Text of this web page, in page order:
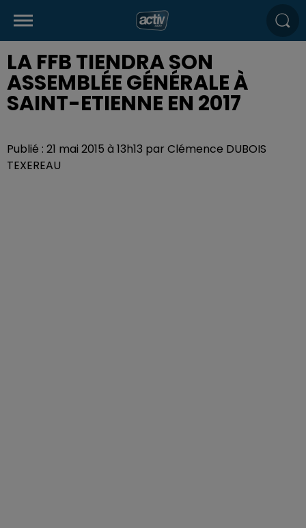
LA FFB TIENDRA SON
ASSEMBLÉE GÉNÉRALE À
SAINT-ETIENNE EN 2017
Publié : 21 mai 2015 à 13h13 par Clémence DUBOIS
TEXEREAU